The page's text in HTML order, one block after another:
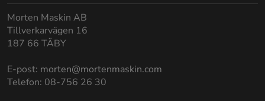
Morten Maskin AB
Tillverkarvägen 16
187 66 TÄBY
E-post: morten@mortenmaskin.com
Telefon: 08-756 26 30